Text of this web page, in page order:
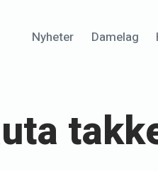
Nyheter Damelag